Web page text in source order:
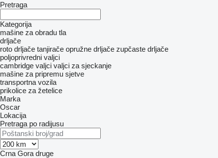
Pretraga
Kategorija
mašine za obradu tla
drljače
roto drljače tanjirače opružne drljače zupčaste drljače
poljoprivredni valjci
cambridge valjci valjci za sjeckanje
mašine za pripremu sjetve
transportna vozila
prikolice za žetelice
Marka
Oscar
Lokacija
Pretraga po radijusu
Crna Gora druge